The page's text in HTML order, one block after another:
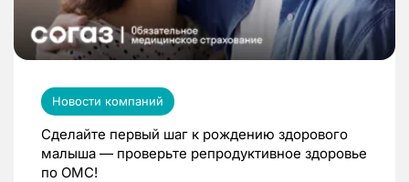
Новости компаний
Сделайте первый шаг к рождению здорового
малыша — проверьте репродуктивное здоровье
по ОМС!